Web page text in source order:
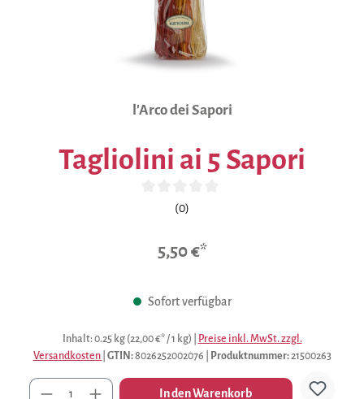
l'Arco dei Sapori
Tagliolini ai 5 Sapori
Durchschnittliche Bewertung von 0 von 5 Sternen
(0)
5,50 €*
Sofort verfügbar
Inhalt: 0.25 kg (22,00 €* / 1 kg)
Preise inkl. MwSt. zzgl.
Versandkosten GTIN:8026252002076 Produktnummer:21500263
Anzahl In den Warenkorb